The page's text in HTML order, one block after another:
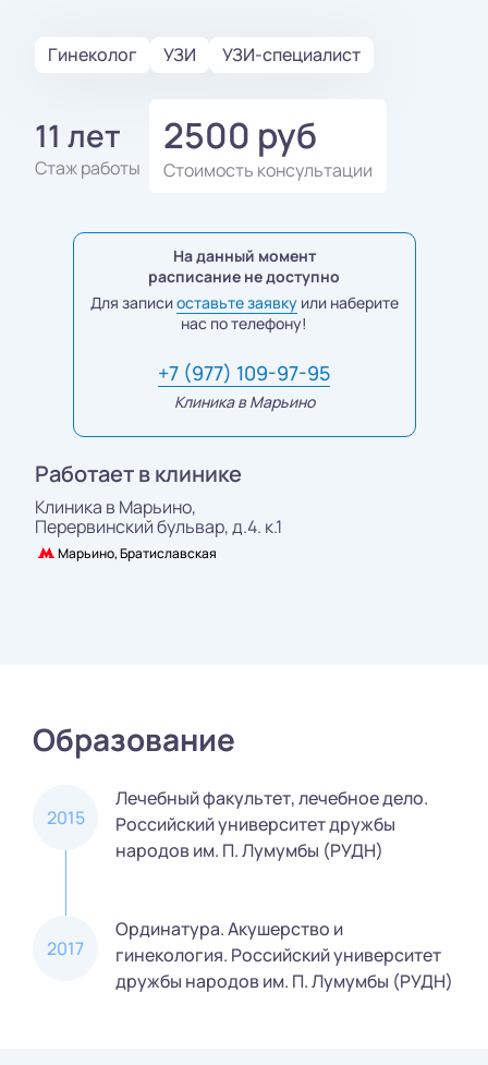
Гинеколог УЗИ УЗИ-специалист
11 лет
Стаж работы
2500 руб
Стоимость консультации
На данный момент
расписание не доступно
Для записиоставьте заявкуили наберите
нас по телефону!
+7 (977) 109-97-95
Клиника в Марьино
Работает в клинике
Клиника в Марьино,
Перервинский бульвар, д.4. к.1
Марьино, Братиславская
Образование
2015
Лечебный факультет, лечебное дело.
Российский университет дружбы
народов им. П. Лумумбы (РУДН)
2017
Ординатура. Акушерство и
гинекология. Российский университет
дружбы народов им. П. Лумумбы (РУДН)